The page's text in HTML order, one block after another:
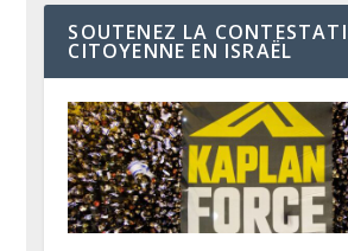
SOUTENEZ LA
CITOYENNE EN ISRAËL